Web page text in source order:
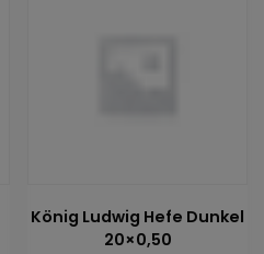
König Ludwig Hefe Dunkel
20×0,50